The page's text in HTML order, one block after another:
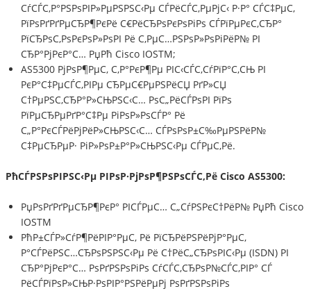
СѓСЃС‚Р°РЅРѕРІР»РµРЅРЅС‹Рµ СЃРёСЃС‚РµРјС‹ Р·Р° СЃС‡РµС‚
РїРѕРґРґРµСЂР¶РєРё С€РёСЂРѕРєРѕРіРѕ СЃРїРµРєС‚СЂР°
РїСЂРѕС‚РѕРєРѕР»РѕРІ Рё С‚РµС…РЅРѕР»РѕРіРёР№ РІ
СЂР°РјРєР°С… РџРћ Cisco IOSTM;
AS5300 РјРѕР¶РµС‚ С‚Р°РєР¶Рµ РІС‹СЃС‚СѓРїР°С‚СЊ РІ
РєР°С‡РµСЃС‚РІРµ СЂРµС€РµРЅРёСЏ РґР»СЏ
С†РµРЅС‚СЂР°Р»СЊРЅС‹С… РѕС„РёСЃРѕРІ РїРѕ
РїРµСЂРµРґР°С‡Рµ РіРѕР»РѕСЃР° Рё
С„Р°РєСЃРёРјРёР»СЊРЅС‹С… СЃРѕРѕР±С‰РµРЅРёР№
С‡РµСЂРµР· РіР»РѕР±Р°Р»СЊРЅС‹Рµ СЃРµС‚Рё.
РћСЃРЅРѕРІРЅС‹Рµ РІРѕР·РјРѕР¶РЅРѕСЃС‚Рё Cisco AS5300:
РџРѕРґРґРµСЂР¶РєР° РІСЃРµС… С„СѓРЅРєС†РёР№ РџРћ Cisco
IOSTM
РћР±СЃР»СѓР¶РёРІР°РµС‚ Рё РїСЂРёРЅРёРјР°РµС‚
Р°СЃРёРЅС…СЂРѕРЅРЅС‹Рµ Рё С†РёС„СЂРѕРІС‹Рµ (ISDN) РІ
СЂР°РјРєР°С… РѕРґРЅРѕРіРѕ СѓСЃС‚СЂРѕР№СЃС‚РІР° СЃ
РёСЃРїРѕР»СЊР·РѕРІР°РЅРёРµРј РѕРґРЅРѕРіРѕ